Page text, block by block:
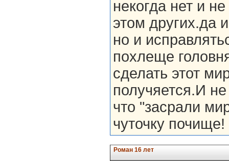
некогда нет и
этом других.да
но и
похлеще
сделать этот
получяется.И
что "засрали
чуточку почище!
Роман 16 лет